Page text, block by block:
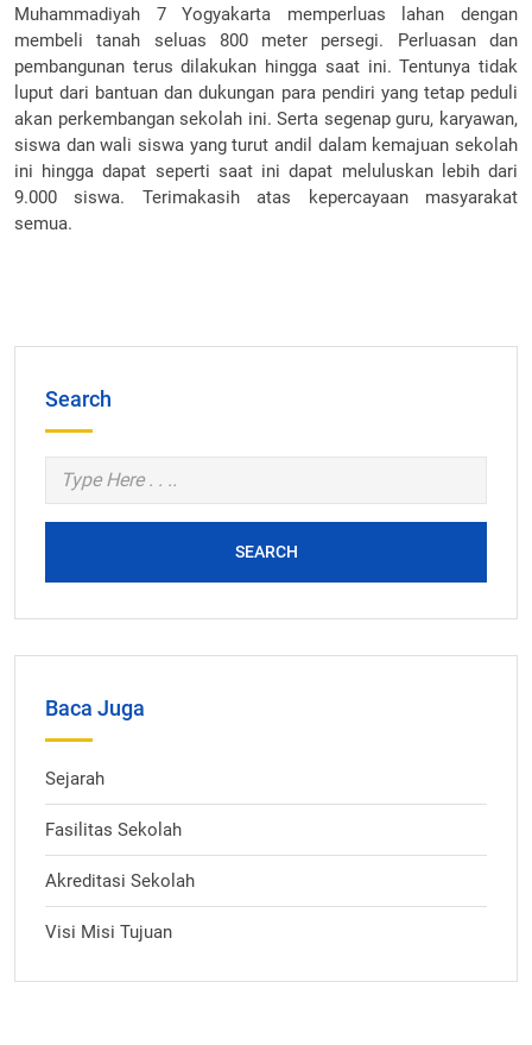
Muhammadiyah 7 Yogyakarta memperluas lahan dengan
membeli tanah seluas 800 meter persegi. Perluasan dan
pembangunan terus dilakukan hingga saat ini. Tentunya tidak
luput dari bantuan dan dukungan para pendiri yang tetap peduli
akan perkembangan sekolah ini. Serta segenap guru, karyawan,
siswa dan wali siswa yang turut andil dalam kemajuan sekolah
ini hingga dapat seperti saat ini dapat meluluskan lebih dari
9.000 siswa. Terimakasih atas kepercayaan masyarakat
semua.
Search
SEARCH
Baca Juga
Sejarah
Fasilitas Sekolah
Akreditasi Sekolah
Visi Misi Tujuan